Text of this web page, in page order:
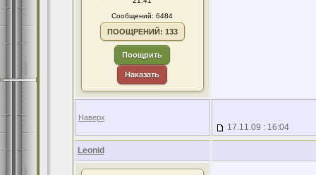
Сообщений: 6484
ПООЩРЕНИЙ: 133
Поощрить
Наказать
Наверх
17.11.09 : 16:04
Leonid